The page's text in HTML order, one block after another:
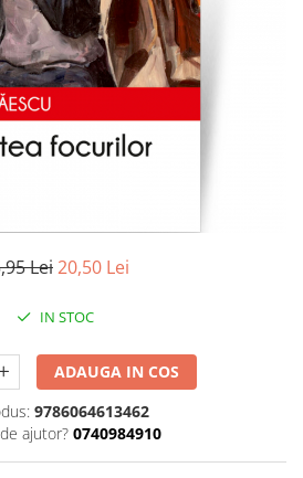
/ Interviuri
Lei20,50 Lei
IN STOC
ADAUGA IN COS
9786064613462
ajutor? 0740984910